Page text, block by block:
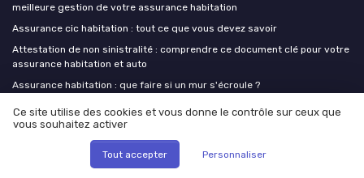
meilleure gestion de votre assurance habitation
Assurance cic habitation : tout ce que vous devez savoir
Attestation de non sinistralité : comprendre ce document clé pour votre
assurance habitation et auto
Assurance habitation : que faire si un mur s'écroule ?
Les derniers articles
SCI et assurance habitation : qui souscrit, qui est couvert, qui paie
quand le bien est en société
Ce site utilise des cookies et vous donne le contrôle sur ceux que
vous souhaitez activer
Tout accepter Personnaliser